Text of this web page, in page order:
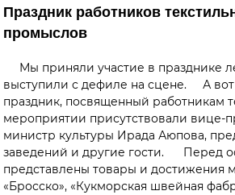
Праздник работников
промыслов
Мы приняли участие в празднике
выступили с дефиле на сцене. А
праздник, посвященный работникам
мероприятии присутствовали вице-
министр культуры Ирада Аюпова,
заведений и другие гости. Перед
представлены товары и достижения
«Бросско», «Кукморская швейная